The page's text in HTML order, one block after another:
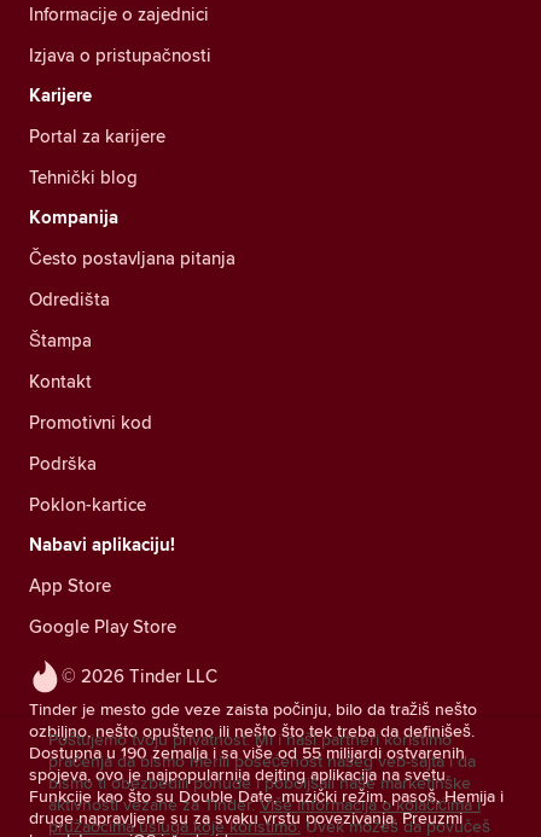
© 2026 Tinder LLC
Tinder je mesto gde veze zaista počinju, bilo da tražiš nešto
ozbiljno, nešto opušteno ili nešto što tek treba da definišeš.
Dostupna u 190 zemalja i sa više od 55 milijardi ostvarenih
spojeva, ovo je najpopularnija dejting aplikacija na svetu.
Funkcije kao što su Double Date, muzički režim, pasoš, Hemija i
druge napravljene su za svaku vrstu povezivanja. Preuzmi
Informacije o zajednici
Izjava o pristupačnosti
Karijere
Portal za karijere
Tehnički blog
Kompanija
Često postavljana pitanja
Odredišta
Štampa
Kontakt
Promotivni kod
Podrška
Poklon-kartice
Nabavi aplikaciju!
App Store
Google Play Store
Poštujemo tvoju privatnost. Mi i naši partneri koristimo
praćenja da bismo merili posećenost našeg veb-sajta i da
bismo ti obezbedili ponude i poboljšali naše marketinške
aktivnosti vezane za Tinder. Više informacija o kolačićima i
pružaocima usluga koje koristimo. Uvek možeš da povučeš